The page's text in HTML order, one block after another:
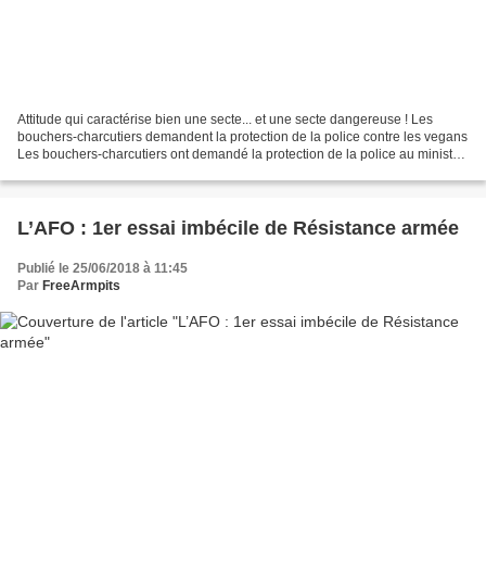
Attitude qui caractérise bien une secte... et une secte dangereuse ! Les
bouchers-charcutiers demandent la protection de la police contre les vegans
Les bouchers-charcutiers ont demandé la protection de la police au ministre
L’AFO : 1er essai imbécile de Résistance armée
Publié le 25/06/2018 à 11:45
Par FreeArmpits